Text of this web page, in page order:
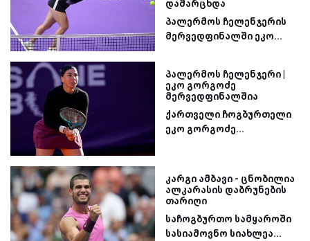
დამარცხდა
პალერმოს ჩელენჯერის
მერვედფინალში ეკო...
პალერმოს ჩელენჯერი |
ეკო გორგოძე
მერვედფინალშია
ქართველი ჩოგბურთელი
ეკო გორგოძე...
კარგი ამბავი - ცნობილია
ალკარასის დაბრუნების
თარიღი
საჩოგბურთო სამყაროში
სასიამოვნო სიახლეა...